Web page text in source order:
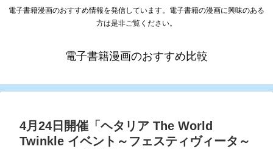
電子書籍漫画のおすすめ情報を発信しています。電子書籍の漫画に興味のある
方は是非ご覧ください。
電子書籍漫画のおすすめ比較
4月24日開催「ヘタリア The World
Twinkle イベント～フェスティヴィータ～